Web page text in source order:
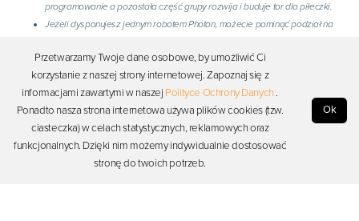
programowanie a pozostała część grupy rozwija i buduje tor dla piłeczki.
Jeżeli dysponujesz jednym robotem Photon, możecie pominąć podział na
Dobrze, jest jeżeli każda z grup ma swojego robota, dzięki czemu mogą na
bieżąco przeprowadzać testy.
5. Prezentacja pomysłów
Zaproś grupy, by zaprezentowały efekty swojej pracy.
Daj czas, by każda z grup miała możliwość przetestowania swojej maszyny i robota
Photon, którego zadaniem jest popchnięcie piłeczki. W tym celu wykorzystajcie
Przetwarzamy Twoje dane osobowe, by umożliwić Ci
korzystanie z naszej strony internetowej. Zapoznaj się z
informacjami zawartymi w naszej Polityce Ochrony Danych .
Ponadto nasza strona internetowa używa plików cookies (tzw.
ciasteczka) w celach statystycznych, reklamowych oraz
funkcjonalnych. Dzięki nim możemy indywidualnie dostosować
stronę do twoich potrzeb.
Ok